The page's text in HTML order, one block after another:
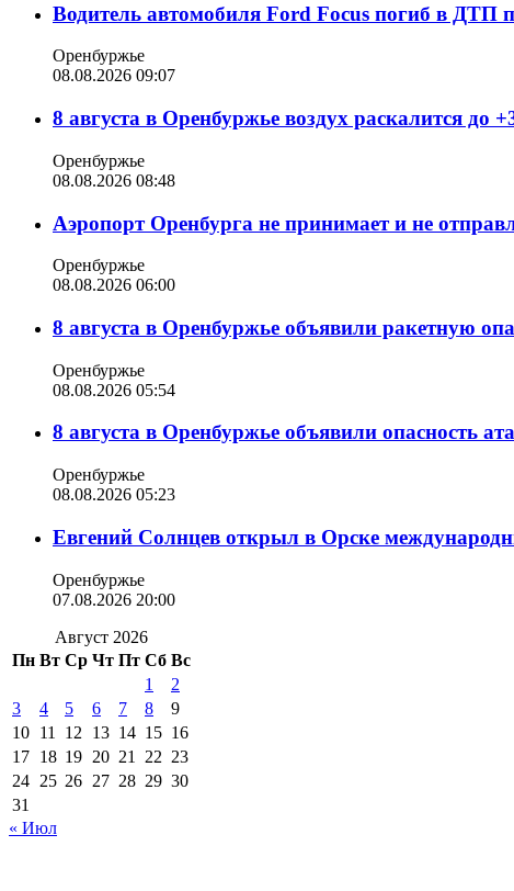
Водитель автомобиля Ford Focus погиб в ДТП
Оренбуржье
08.08.2026 09:07
8 августа в Оренбуржье воздух раскалится до
Оренбуржье
08.08.2026 08:48
Аэропорт Оренбурга не принимает и не
Оренбуржье
08.08.2026 06:00
8 августа в Оренбуржье объявили ракетную
Оренбуржье
08.08.2026 05:54
8 августа в Оренбуржье объявили опасность
Оренбуржье
08.08.2026 05:23
Евгений Солнцев открыл в Орске
Оренбуржье
07.08.2026 20:00
Август 2026
Пн Вт Ср Чт Пт Сб Вс
1
2
3
4 5 6 7 8
9
10 11 12 13 14 15 16
17 18 19 20 21 22 23
24 25 26 27 28 29 30
31
« Июл